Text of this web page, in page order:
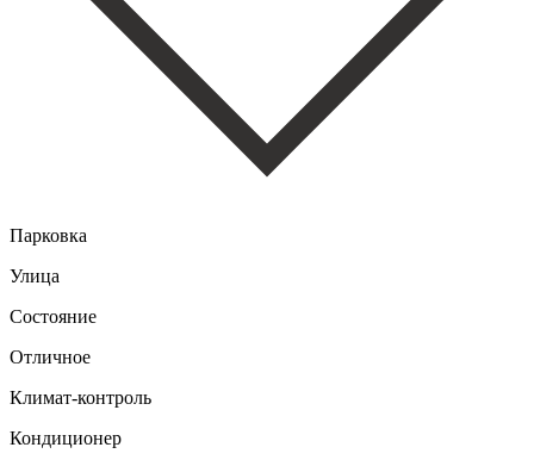
Парковка
Улица
Состояние
Отличное
Климат-контроль
Кондиционер